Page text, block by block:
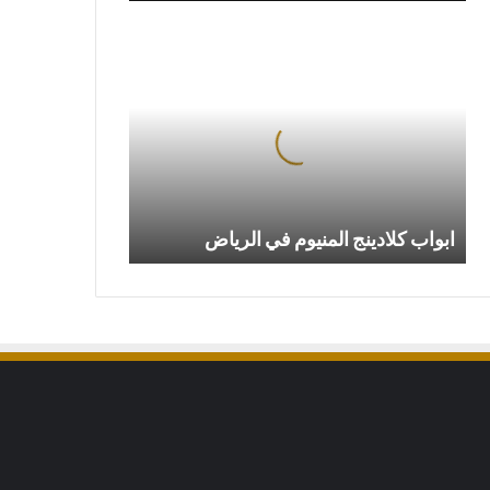
ابواب كلادينج المنيوم في الرياض